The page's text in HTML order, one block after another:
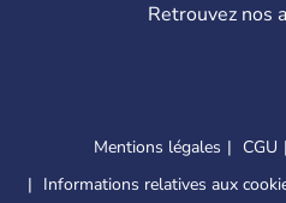
Retrouvez nos
Mentions légales CGU
Informations relatives aux